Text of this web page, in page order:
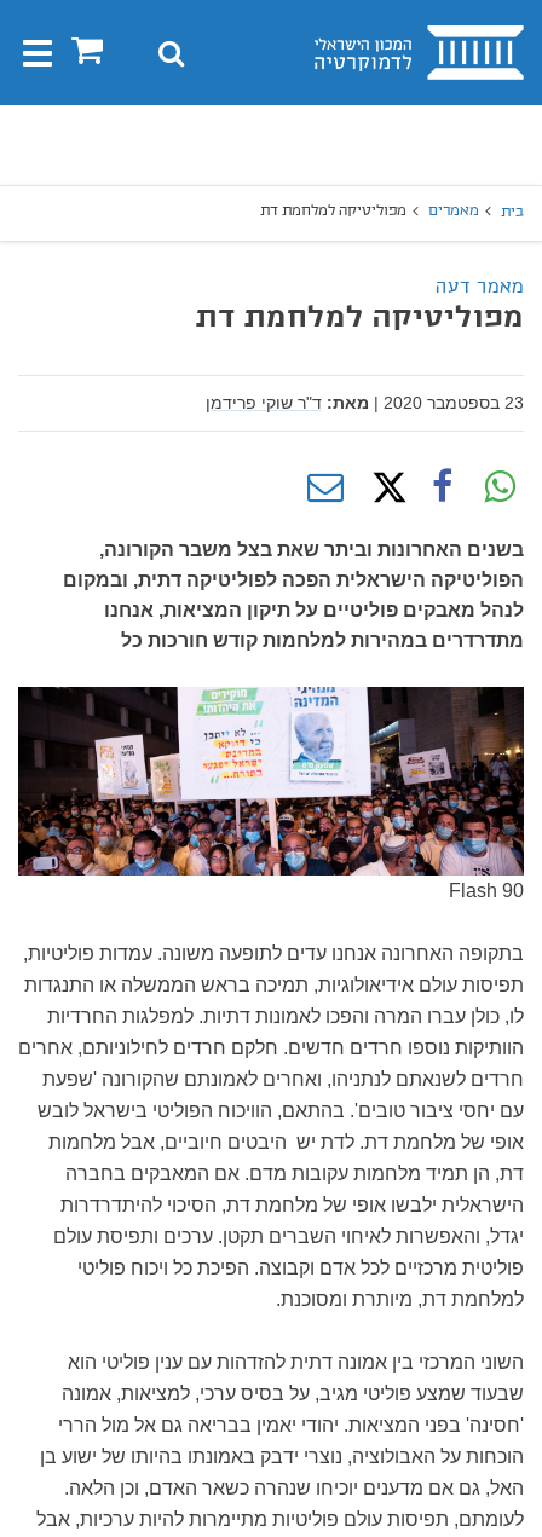
בית 0 חיפוש
בית מאמרים מפוליטיקה למלחמת דת
מאמר דעה
מפוליטיקה למלחמת דת
23 בספטמבר 2020 | מאת: ד"ר שוקי פרידמן
בשנים האחרונות וביתר שאת בצל משבר הקורונה,
הפוליטיקה הישראלית הפכה לפוליטיקה דתית, ובמקום
לנהל מאבקים פוליטיים על תיקון המציאות, אנחנו
מתדרדרים במהירות למלחמות קודש חורכות כל
Flash 90
בתקופה האחרונה אנחנו עדים לתופעה משונה. עמדות פוליטיות,
תפיסות עולם אידיאולוגיות, תמיכה בראש הממשלה או התנגדות
לו, כולן עברו המרה והפכו לאמונות דתיות. למפלגות החרדיות
הוותיקות נוספו חרדים חדשים. חלקם חרדים לחילוניותם, אחרים
חרדים לשנאתם לנתניהו, ואחרים לאמונתם שהקורונה 'שפעת
עם יחסי ציבור טובים'. בהתאם, הוויכוח הפוליטי בישראל לובש
אופי של מלחמת דת. לדת יש היבטים חיוביים, אבל מלחמות
דת, הן תמיד מלחמות עקובות מדם. אם המאבקים בחברה
הישראלית ילבשו אופי של מלחמת דת, הסיכוי להיתדרדרות
יגדל, והאפשרות לאיחוי השברים תקטן. ערכים ותפיסת עולם
פוליטית מרכזיים לכל אדם וקבוצה. הפיכת כל ויכוח פוליטי
למלחמת דת, מיותרת ומסוכנת.
השוני המרכזי בין אמונה דתית להזדהות עם ענין פוליטי הוא
שבעוד שמצע פוליטי מגיב, על בסיס ערכי, למציאות, אמונה
'חסינה' בפני המציאות. יהודי יאמין בבריאה גם אל מול הררי
הוכחות על האבולוציה, נוצרי ידבק באמונתו בהיותו של ישוע בן
האל, גם אם מדענים יוכיחו שנהרה כשאר האדם, וכן הלאה.
לעומתם, תפיסות עולם פוליטיות מתיימרות להיות ערכיות, אבל